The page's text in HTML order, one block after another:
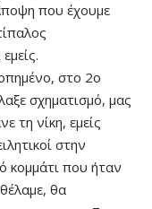
που έχουμε
στο 2ο
σχηματισμό, μας
τη νίκη, εμείς
στην
κομμάτι που ήταν
θα